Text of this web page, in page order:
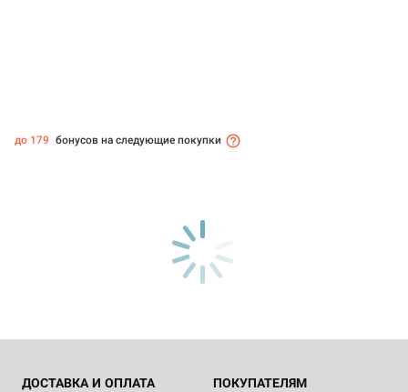
до 179 бонусов на следующие покупки
ДОСТАВКА И ОПЛАТА ПОКУПАТЕЛЯМ